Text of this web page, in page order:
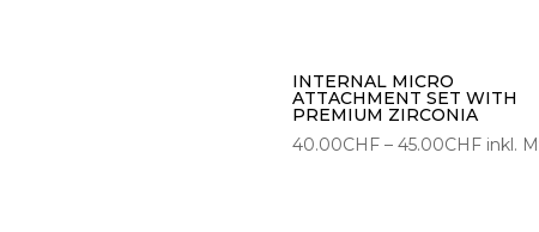
INTERNAL MICRO
ATTACHMENT SET WITH
PREMIUM ZIRCONIA
40.00CHF –45.00CHF inkl.